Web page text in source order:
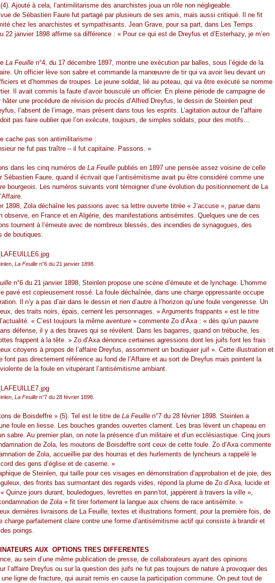
Ajouté à cela, l’antimilitarisme des anarchistes joua un rôle non négligeable.
de Sébastien Faure fut partagé par plusieurs de ses amis, mais aussi critiqué. Il ne fit
chez les anarchistes et sympathisants. Jean Grave, pour sa part, dans Les Temps
22 janvier 1898 affirme sa différence : « Pour ce qui est de Dreyfus et d’Esterhazy, je m’en
La Feuille n°4, du 17 décembre 1897, montre une exécution par balles, sous l’égide de la
Un officier lève son sabre et commande la manœuvre de tir qui va avoir lieu devant un
et d’hommes de troupes. Le jeune soldat, lié au poteau, qui va être exécuté se nomme
Il avait commis la faute d’avoir bousculé un officier. En pleine période de campagne de
hâter une procédure de révision du procès d’Alfred Dreyfus, le dessin de Steinlen peut
l’absent de l’image, mais présent dans tous les esprits. L’agitation autour de l’affaire
pas faire oublier que l’on exécute, toujours, de simples soldats, pour des motifs…
cache pas son antimilitarisme :
ne fut pas traître – il fut capitaine. Passons. »
dans les cinq numéros de La Feuille publiés en 1897 une pensée assez voisine de celle
Sébastien Faure, quand il écrivait que l’antisémitisme avait pu être considéré comme une
bourgeois. Les numéros suivants vont témoigner d’une évolution du positionnement de La
1898, Zola déchaîne les passions avec sa lettre ouverte titrée « J’accuse », parue dans
observe, en France et en Algérie, des manifestations antisémites. Quelques une de ces
tournent à l’émeute avec de nombreux blessés, des incendies de synagogues, des
de boutiques.
La Feuille n°6 du 21 janvier 1898.
n°6 du 21 janvier 1898, Steinlen propose une scène d’émeute et de lynchage. L’homme
pavé est copieusement rossé. La foule déchaînée, dans une charge oppressante occupe
Il n’y a pas d’air dans le dessin et rien d’autre à l’horizon qu’une foule vengeresse. Un
des traits noirs, épais, cernent les personnages. « Arguments frappants » est le titre
« C’est toujours la même aventure » commente Zo d’Axa : « dès qu’un pauvre
défense, il y a des braves qui se révèlent. Dans les bagarres, quand on trébuche, les
frappent à la tête. » Zo d’Axa dénonce certaines agressions dont les juifs font les frais :
citoyens à propos de l’affaire Dreyfus, assomment un boutiquier juif ». Cette illustration et
font pas directement référence au fond de l’Affaire et au sort de Dreyfus mais pointent la
de la foule en vitupérant l’antisémitisme ambiant.
La Feuille n°7 du 28 février 1898.
de Boisdeffre » (5). Tel est le titre de La Feuille n°7 du 28 février 1898. Steinlen a
foule en liesse. Les bouches grandes ouvertes clament. Les bras lèvent un chapeau en
sabre. Au premier plan, on note la présence d’un militaire et d’un ecclésiastique. Cinq jours
de Zola, les moutons de Boisdeffre sont ceux de cette foule. Zo d’Axa commente
de Zola, accueillie par des hourras et des hurlements de lyncheurs a rappelé le
des gens d’église et de caserne. »
de Steinlen, qui taille pour ces visages en démonstration d’approbation et de joie, des
des fronts bas surmontant des regards vides, répond la plume de Zo d’Axa, lucide et
Quinze jours durant, bouledogues, levrettes en pann’tot, jappèrent à travers la ville »,
de Zola « fit tirer fortement la langue aux chiens de race antisémite. »
dernières livraisons de La Feuille, textes et illustrations forment, pour la première fois, de
charge parfaitement claire contre une forme d’antisémitisme actif qui consiste à brandir et
poings.
AUX OPTIONS TRES DIFFERENTES
au sein d’une même publication de presse, de collaborateurs ayant des opinions
l’affaire Dreyfus ou sur la question des juifs ne fut pas toujours de nature à provoquer des
ligne de fracture, qui aurait remis en cause la participation commune. On peut tout de